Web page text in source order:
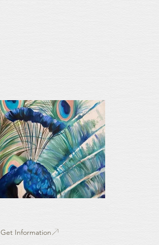
Get Information